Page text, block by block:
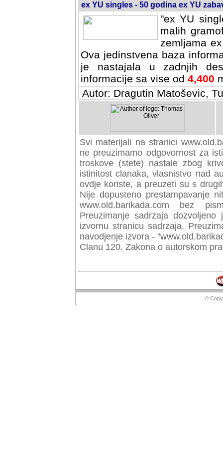
ex YU singles - 50 godina ex YU
"ex YU
malih
zemljama
Ova jedinstvena baza
je nastajala u zadnjih
informacije sa vise od 4,400
Autor: Dragutin Matoševic,
Svi materijali na stranici
preuzimamo odgovornost za
troskove (stete) nastale zbog
istinitost clanaka, vlasnistvo nad
ovdje koriste, a preuzeti su s
Nije dopusteno prestampavanje
www.old.barikada.com bez
Preuzimanje sadrzaja
izvornu stranicu sadrzaja.
navodjenje izvora -
Clanu 120. Zakona o autorskom
©